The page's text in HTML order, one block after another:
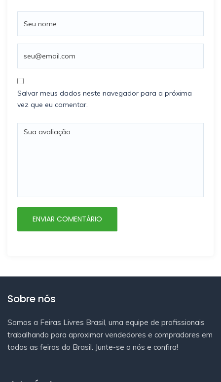
Salvar meus dados neste navegador para a próxima
vez que eu comentar.
Sobre nós
Somos a Feiras Livres Brasil, uma equipe de profissionais
trabalhando para aproximar vendedores e compradores em
todas as feiras do Brasil. Junte-se a nós e confira!